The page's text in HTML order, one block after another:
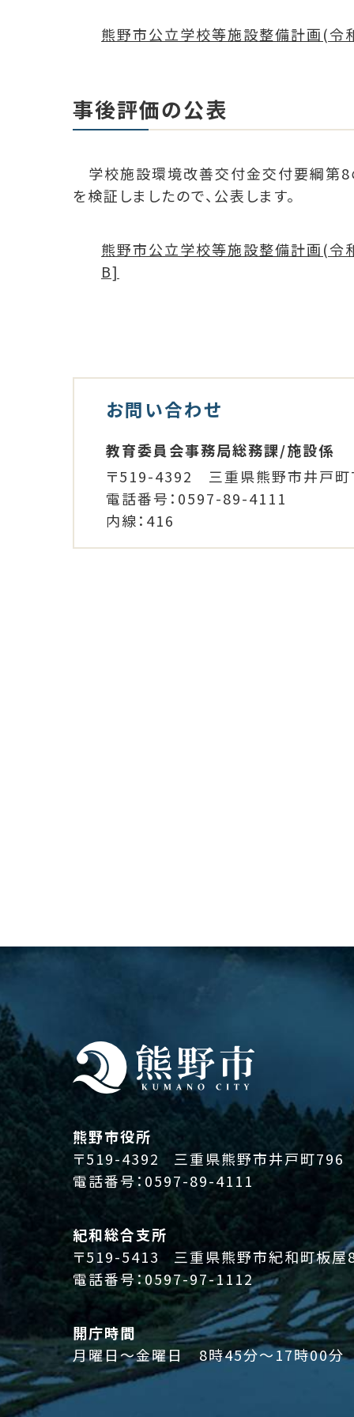
熊野市公立学校等施設整備計画(
事後評価の公表
学校施設環境改善交付金交付要綱第8
を検証しましたので、公表します。
熊野市公立学校等施設整備計画(
B]
お問い合わせ
教育委員会事務局総務課/施設係
〒519-4392 三重県熊野市井戸
電話番号：0597-89-4111
内線：416
熊野市役所
〒519-4392
三重県熊野市井戸町796
電話番号： 0597-89-4111
紀和総合支所
〒519-5413
三重県熊野市紀和町板屋
電話番号：0597-97-1112
開庁時間
月曜日～金曜日 8時45分～17時00分